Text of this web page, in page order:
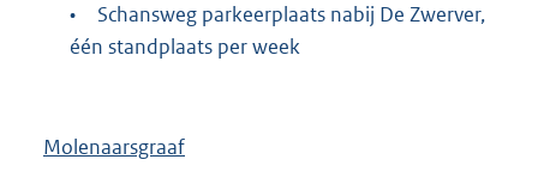
•
Schansweg parkeerplaats nabij De Zwerver,
één standplaats per week
Molenaarsgraaf